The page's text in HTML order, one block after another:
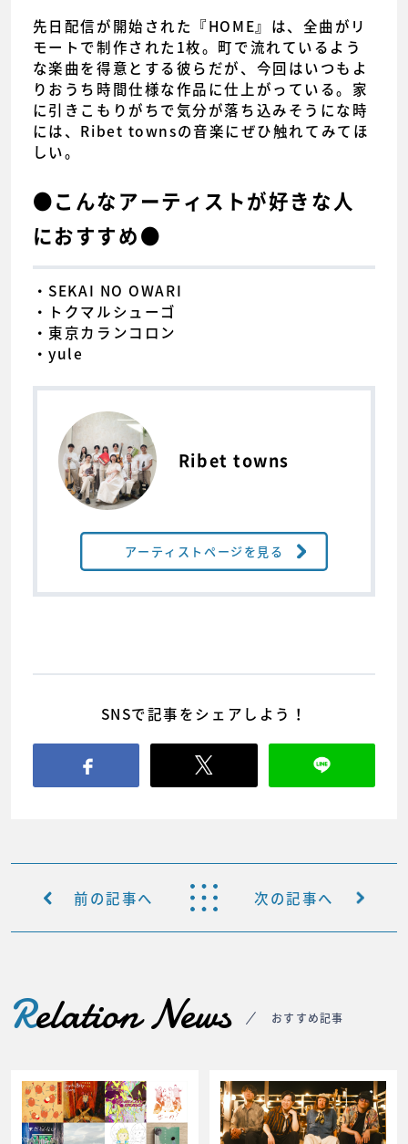
先日配信が開始された『HOME』は、全曲がリ
モートで制作された1枚。町で流れているよう
な楽曲を得意とする彼らだが、今回はいつもよ
りおうち時間仕様な作品に仕上がっている。家
に引きこもりがちで気分が落ち込みそうにな時
には、Ribet townsの音楽にぜひ触れてみてほ
しい。
●こんなアーティストが好きな人
におすすめ●
・SEKAI NO OWARI
・トクマルシューゴ
・東京カランコロン
・yule
Ribet towns
アーティストページを見る
SNSで記事をシェアしよう！
前の記事へ 次の記事へ
Relation News おすすめ記事